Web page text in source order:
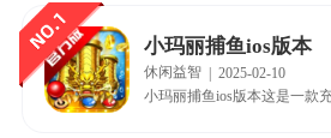
小玛丽捕鱼ios版本
休闲益智 | 2025-02-10